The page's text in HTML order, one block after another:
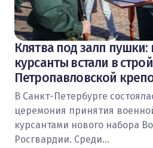
Клятва под залп
курсанты встали в
Петропавловской
В Санкт-Петербурге
церемония принятия
курсантами нового набора
Росгвардии. Среди…